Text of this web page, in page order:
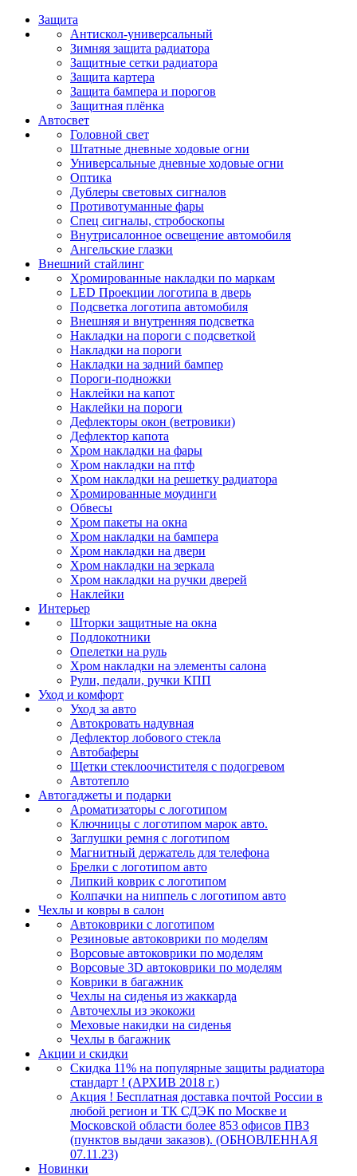
Защита
Антискол-универсальный
Зимняя защита радиатора
Защитные сетки радиатора
Защита картера
Защита бампера и порогов
Защитная плёнка
Автосвет
Головной свет
Штатные дневные ходовые огни
Универсальные дневные ходовые огни
Оптика
Дублеры световых сигналов
Противотуманные фары
Спец сигналы, стробоскопы
Внутрисалонное освещение автомобиля
Ангельские глазки
Внешний стайлинг
Хромированные накладки по маркам
LED Проекции логотипа в дверь
Подсветка логотипа автомобиля
Внешняя и внутренняя подсветка
Накладки на пороги с подсветкой
Накладки на пороги
Накладки на задний бампер
Пороги-подножки
Наклейки на капот
Наклейки на пороги
Дефлекторы окон (ветровики)
Дефлектор капота
Хром накладки на фары
Хром накладки на птф
Хром накладки на решетку радиатора
Хромированные моудинги
Обвесы
Хром пакеты на окна
Хром накладки на бампера
Хром накладки на двери
Хром накладки на зеркала
Хром накладки на ручки дверей
Наклейки
Интерьер
Шторки защитные на окна
Подлокотники
Опелетки на руль
Хром накладки на элементы салона
Рули, педали, ручки КПП
Уход и комфорт
Уход за авто
Автокровать надувная
Дефлектор лобового стекла
Автобаферы
Щетки стеклоочистителя с подогревом
Автотепло
Автогаджеты и подарки
Ароматизаторы с логотипом
Ключницы с логотипом марок авто.
Заглушки ремня с логотипом
Магнитный держатель для телефона
Брелки с логотипом авто
Липкий коврик c логотипом
Колпачки на ниппель с логотипом авто
Чехлы и ковры в салон
Автоковрики с логотипом
Резиновые автоковрики по моделям
Ворсовые автоковрики по моделям
Ворсовые 3D автоковрики по моделям
Коврики в багажник
Чехлы на сиденья из жаккарда
Авточехлы из экокожи
Меховые накидки на сиденья
Чехлы в багажник
Акции и скидки
Скидка 11% на популярные защиты радиатора
стандарт ! (АРХИВ 2018 г.)
Акция ! Бесплатная доставка почтой России в
любой регион и ТК СДЭК по Москве и
Московской области более 853 офисов ПВЗ
(пунктов выдачи заказов). (ОБНОВЛЕННАЯ
07.11.23)
Новинки